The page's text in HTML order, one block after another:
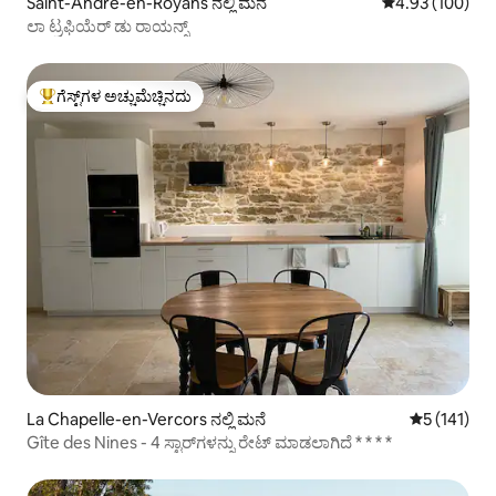
ಲಾ ಟ್ರಫಿಯೆರ್ ಡು ರಾಯನ್ಸ್
ಗೆಸ್ಟ್‌ಗಳಿಗೆ ಅತಿ ಹೆಚ್ಚು ಅಚ್ಚುಮೆಚ್ಚಿನದು
ಗೆಸ್ಟ್‌ಗಳ ಅಚ್ಚುಮೆಚ್ಚಿನದು
La Chapelle-en-Vercors ನಲ್ಲಿ ಮನೆ 5 ರಲ್ಲಿ 5
5 (141)
Gîte des Nines - 4 ಸ್ಟಾರ್‌ಗಳನ್ನು ರೇಟ್ ಮಾಡಲಾಗಿದೆ * * * *